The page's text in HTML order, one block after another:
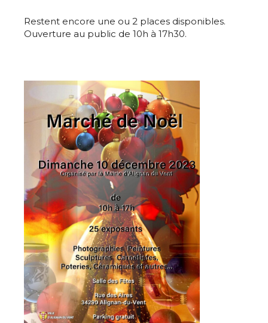
Adresse email*
Nom
Restent encore une ou 2 places disponibles.
Ouverture au public de 10h à 17h30.